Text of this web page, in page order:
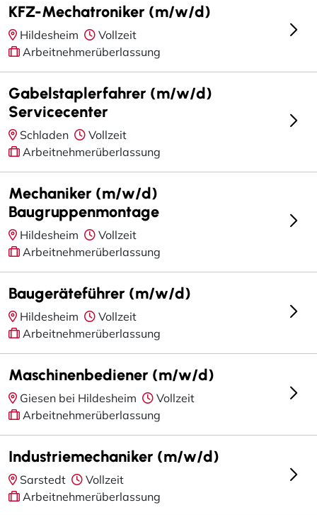
KFZ-Mechatroniker (m/w/d)
Hildesheim
Vollzeit
Arbeitnehmerüberlassung
Gabelstaplerfahrer (m/w/d)
Servicecenter
Schladen
Vollzeit
Arbeitnehmerüberlassung
Mechaniker (m/w/d)
Baugruppenmontage
Hildesheim
Vollzeit
Arbeitnehmerüberlassung
Baugeräteführer (m/w/d)
Hildesheim
Vollzeit
Arbeitnehmerüberlassung
Maschinenbediener (m/w/d)
Giesen bei Hildesheim
Vollzeit
Arbeitnehmerüberlassung
Industriemechaniker (m/w/d)
Sarstedt
Vollzeit
Arbeitnehmerüberlassung